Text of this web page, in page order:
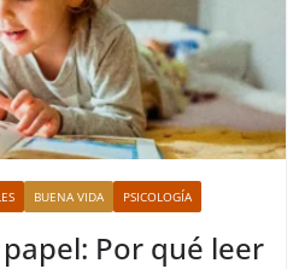
BUENA VIDA PSICOLOGÍA
Por qué leer